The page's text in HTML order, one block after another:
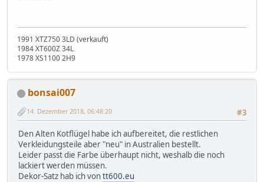
1991 XTZ750 3LD (verkauft)
1984 XT600Z 34L
1978 XS1100 2H9
bonsai007
#3
14. Dezember 2018, 06:48:20
Den Alten Kotflügel habe ich aufbereitet, die restlichen
Verkleidungsteile aber "neu" in Australien bestellt.
Leider passt die Farbe überhaupt nicht, weshalb die noch
lackiert werden müssen.
Dekor-Satz hab ich vontt600.eu